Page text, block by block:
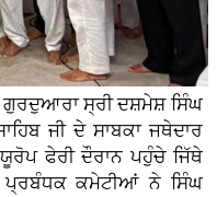
ਗੁਰਦੁਆਰਾ ਸ੍ਰੀ ਦਸ਼ਮੇਸ਼ ਸਿੰਘ
ਜੀ ਦੇ ਸਾਬਕਾ ਜਥੇਦਾਰ
ਫੇਰੀ ਦੌਰਾਨ ਪਹੁੰਚੇ ਜਿੱਥੇ
ਕਮੇਟੀਆਂ ਨੇ ਸਿੰਘ